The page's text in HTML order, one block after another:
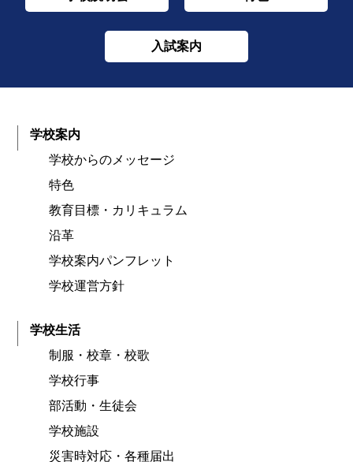
入試案内
学校案内
学校からのメッセージ
特色
教育目標・カリキュラム
沿革
学校案内パンフレット
学校運営方針
学校生活
制服・校章・校歌
学校行事
部活動・生徒会
学校施設
災害時対応・各種届出